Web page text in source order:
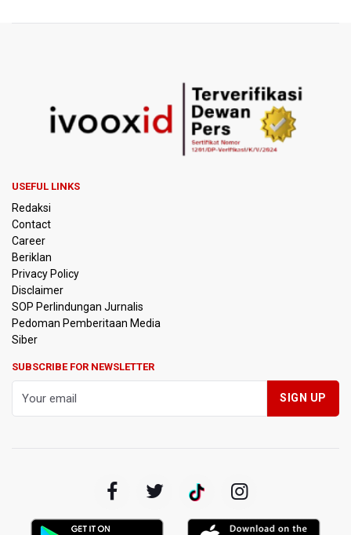
Kemenko IPK Sebut Sudah Ada Kajian Awal Perpanjangan
Kereta Cepat ke Surabaya
Hektare
OJK Sebut IASC Terima 1.379 Laporan Kasus Penipuan
BRIN Kaji Peluang Industri Panel Surya Generasi Baru
Dikembangkan di Indonesia
BKSDA Riau Sebut Seekor Gajah Binaan PLG Minas Mati
Akibat Komplikasi Infeksi
Amnesty International Kecam Penggusuran Paksa Petani
di Luwu Timur, Desak Hentikan Kekerasan terhadap
Malut United Pindah Kandang ke Semarang, Ganti Nama
USEFUL LINKS
Redaksi
Contact
Career
Beriklan
Privacy Policy
Disclaimer
SOP Perlindungan Jurnalis
Pedoman Pemberitaan Media
Siber
SUBSCRIBE FOR NEWSLETTER